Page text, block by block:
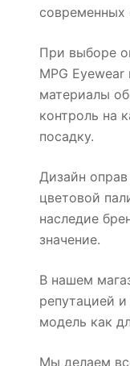
современных
При выборе
MPG
материалы
контроль на
посадку.
Дизайн
цветовой
наследие
значение.
В нашем
репутацией
модель как
Мы делаем